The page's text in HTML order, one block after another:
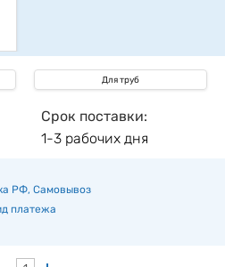
Для труб
Срок поставки:
1-3 рабочих дня
РФ, Самовывоз
платежа